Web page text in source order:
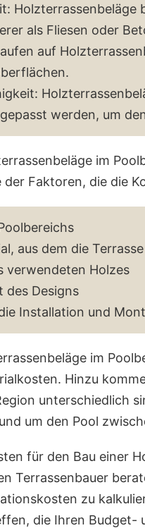
als Fliesen oder
auf
werden, um
im
Faktoren, die die
aus dem die
verwendeten Holzes
des Designs
Installation und
im
Hinzu
unterschiedlich
um den Pool
für den Bau einer
Terrassenbauer
zu
die Ihren